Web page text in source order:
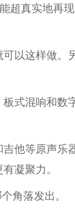
超真实地再
以这样做。
式混响和
他等原声乐
凝聚力。
角落发出。